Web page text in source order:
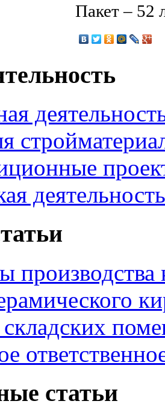
Пакет – 52
деятельность
производства
статьи